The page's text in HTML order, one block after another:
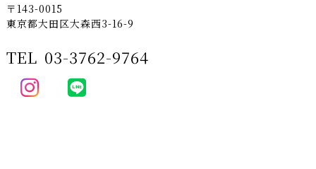
〒143-0015
東京都大田区大森西3-16-9
TEL 03-3762-9764